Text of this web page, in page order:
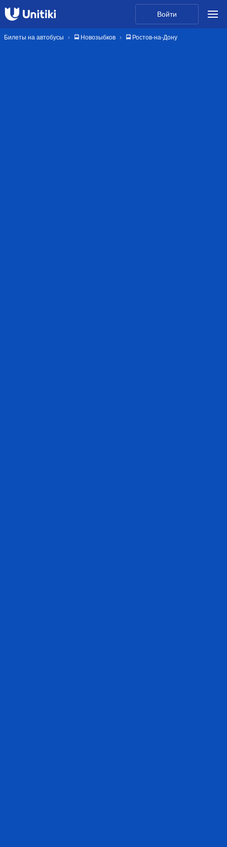
Войти
Билеты на автобусы 🚍 Новозыбков 🚍 Ростов-на-Дону